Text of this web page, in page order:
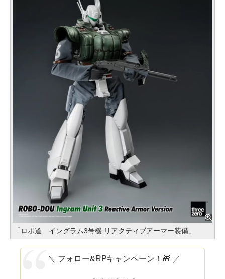
「ロボ道 イングラム3号機 リアクティブアーマー装備」
＼ フォロー&RPキャンペーン！🎁 ／